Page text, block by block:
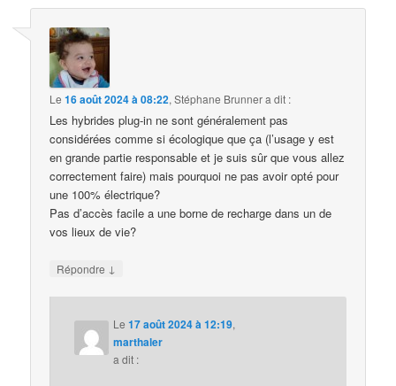
Le16 août 2024 à 08:22,Stéphane Brunnera dit :
Les hybrides plug-in ne sont généralement pas
considérées comme si écologique que ça (l’usage y est
en grande partie responsable et je suis sûr que vous allez
correctement faire) mais pourquoi ne pas avoir opté pour
une 100% électrique?
Pas d’accès facile a une borne de recharge dans un de
vos lieux de vie?
Répondre ↓
Le17 août 2024 à 12:19,
marthaler
a dit :